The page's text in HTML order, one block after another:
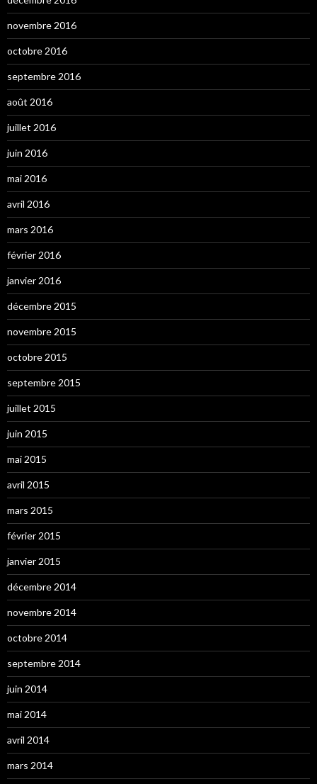
novembre 2016
octobre 2016
septembre 2016
août 2016
juillet 2016
juin 2016
mai 2016
avril 2016
mars 2016
février 2016
janvier 2016
décembre 2015
novembre 2015
octobre 2015
septembre 2015
juillet 2015
juin 2015
mai 2015
avril 2015
mars 2015
février 2015
janvier 2015
décembre 2014
novembre 2014
octobre 2014
septembre 2014
juin 2014
mai 2014
avril 2014
mars 2014